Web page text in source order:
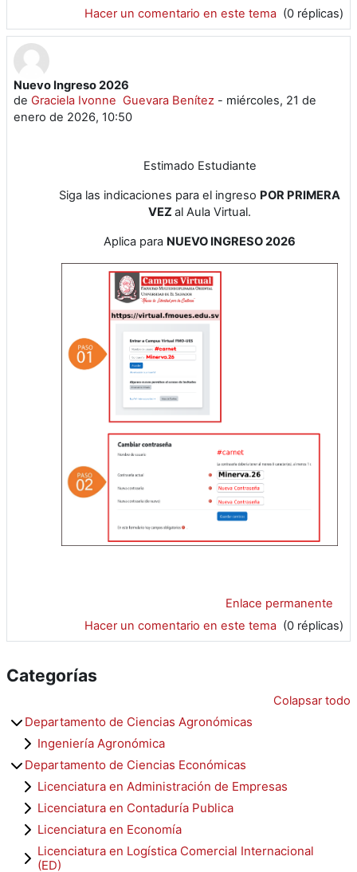
Hacer un comentario en este tema (0 réplicas)
Nuevo Ingreso 2026
de Graciela Ivonne Guevara Benítez - miércoles, 21 de
enero de 2026, 10:50
Estimado Estudiante
Siga las indicaciones para el ingreso POR PRIMERA
VEZ al Aula Virtual.
Aplica para NUEVO INGRESO 2026
Enlace permanente
Hacer un comentario en este tema (0 réplicas)
Categorías
Colapsar todo
Departamento de Ciencias Agronómicas
Ingeniería Agronómica
Departamento de Ciencias Económicas
Licenciatura en Administración de Empresas
Licenciatura en Contaduría Publica
Licenciatura en Economía
Licenciatura en Logística Comercial Internacional
(ED)